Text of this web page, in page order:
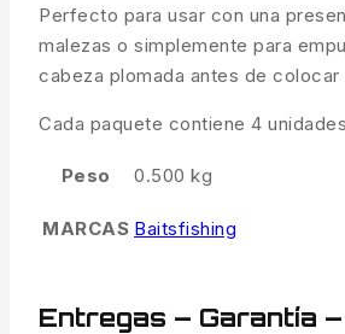
Perfecto para usar con una
malezas o simplemente para
cabeza plomada antes de colocar
Cada paquete contiene 4
Peso 0.500 kg
MARCAS Baitsfishing
Entregas – Garantía –